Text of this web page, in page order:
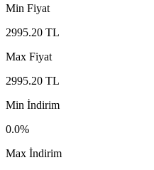
Min Fiyat
2995.20 TL
Max Fiyat
2995.20 TL
Min İndirim
0.0%
Max İndirim